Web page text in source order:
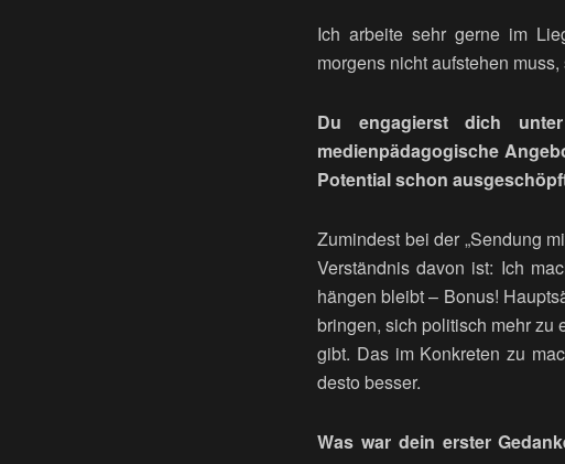
Ich arbeite sehr gerne im
morgens nicht aufstehen
Du engagierst dich
medienpädagogische
Potential schon
Zumindest bei der „Sendung
Verständnis davon ist: Ich
hängen bleibt – Bonus!
bringen, sich politisch mehr zu
gibt. Das im Konkreten zu
desto besser.
Was war dein erster